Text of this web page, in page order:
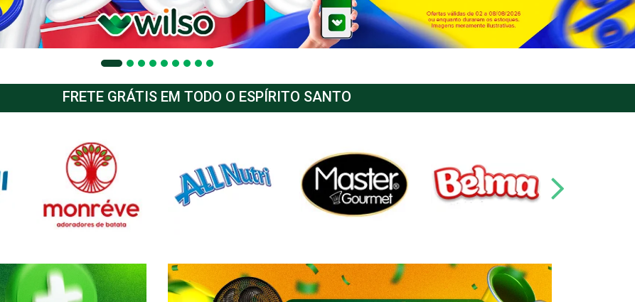
FRETE GRÁTIS EM TODO O ESPÍRITO SANTO